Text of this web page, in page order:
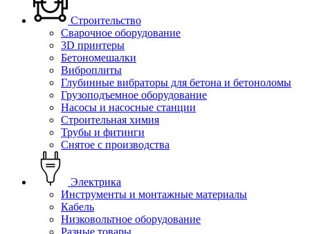
Строительство
Сварочное оборудование
3D принтеры
Бетономешалки
Виброплиты
Глубинные вибраторы для бетона и бетоноломы
Грузоподъемное оборудование
Насосы и насосные станции
Строительная химия
Трубы и фитинги
Снятое с производства
Электрика
Инструменты и монтажные материалы
Кабель
Низковольтное оборудование
Разные товары